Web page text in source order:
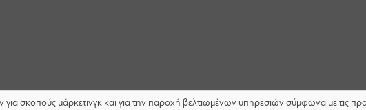
σκοπούς μάρκετινγκ και για την παροχή βελτιωμένων υπηρεσιών σύμφωνα με τις